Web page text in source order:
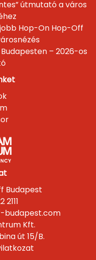
útmutató a város
Hop-On Hop-Off
– 2026-os
Budapest
2111
budapest.com
Kft.
út 15/B.